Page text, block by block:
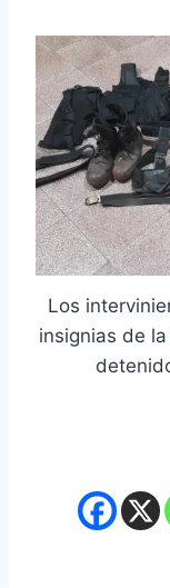
Los
insignias de